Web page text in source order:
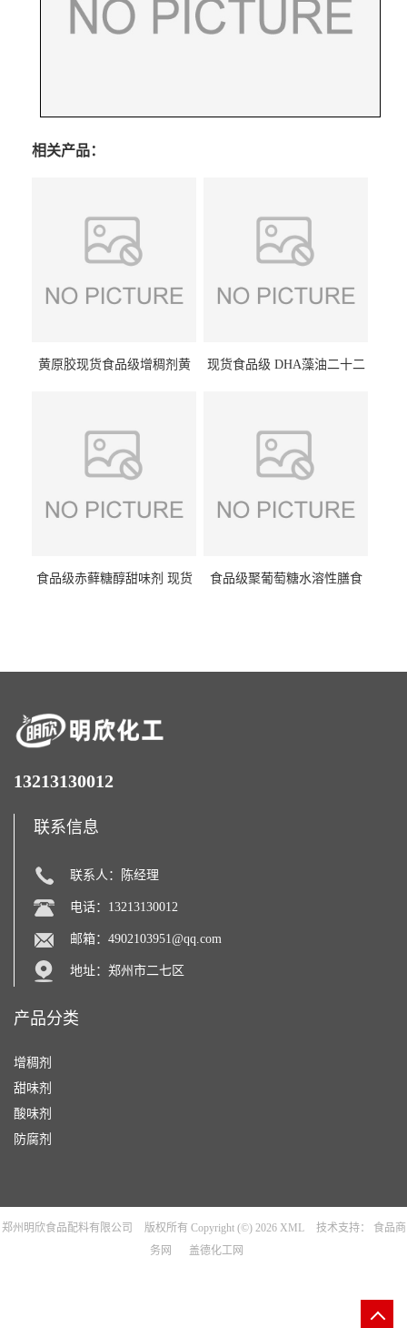
相关产品：
黄原胶现货食品级增稠剂黄
现货食品级 DHA藻油二十二
食品级赤藓糖醇甜味剂 现货
食品级聚葡萄糖水溶性膳食
13213130012
联系信息
联系人：陈经理
电话：13213130012
邮箱： 4902103951@qq.com
地址：郑州市二七区
产品分类
增稠剂
甜味剂
酸味剂
防腐剂
郑州明欣食品配料有限公司 版权所有 Copyright (©) 2026 XML 技术支持：
食品商
务网
盖德化工网